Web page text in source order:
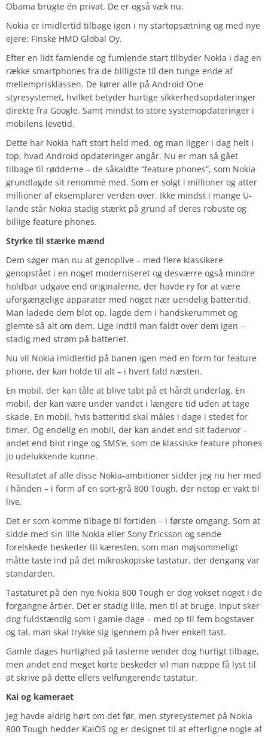
Obama brugte én privat. De er også væk nu.
Nokia er imidlertid tilbage igen i ny startopsætning og med nye
ejere: Finske HMD Global Oy.
Efter en lidt famlende og fumlende start tilbyder Nokia i dag en
række smartphones fra de billigste til den tunge ende af
mellemprisklassen. De kører alle på Android One
styresystemet, hvilket betyder hurtige sikkerhedsopdateringer
direkte fra Google. Samt mindst to store systemopdateringer i
mobilens levetid.
Dette har Nokia haft stort held med, og man ligger i dag helt i
top, hvad Android opdateringer angår. Nu er man så gået
tilbage til rødderne – de såkaldte “feature phones”, som Nokia
grundlagde sit renommé med. Som er solgt i millioner og atter
millioner af eksemplarer verden over. Ikke mindst i mange U-
lande står Nokia stadig stærkt på grund af deres robuste og
billige feature phones.
Styrke til stærke mænd
Dem søger man nu at genoplive – med flere klassikere
genopstået i en noget moderniseret og desværre også mindre
holdbar udgave end originalerne, der havde ry for at være
uforgængelige apparater med noget nær uendelig batteritid.
Man ladede dem blot op, lagde dem i handskerummet og
glemte så alt om dem. Lige indtil man faldt over dem igen –
stadig med strøm på batteriet.
Nu vil Nokia imidlertid på banen igen med en form for feature
phone, der kan holde til alt – i hvert fald næsten.
En mobil, der kan tåle at blive tabt på et hårdt underlag. En
mobil, der kan være under vandet i længere tid uden at tage
skade. En mobil, hvis batteritid skal måles i dage i stedet for
timer. Og endelig en mobil, der kan andet end sit fadervor –
andet end blot ringe og SMS’e, som de klassiske feature phones
jo udelukkende kunne.
Resultatet af alle disse Nokia-ambitioner sidder jeg nu her med
i hånden – i form af en sort-grå 800 Tough, der netop er vakt til
live.
Det er som komme tilbage til fortiden – i første omgang. Som at
sidde med sin lille Nokia eller Sony Ericsson og sende
forelskede beskeder til kæresten, som man møjsommeligt
måtte taste ind på det mikroskopiske tastatur, der dengang var
standarden.
Tastaturet på den nye Nokia 800 Tough er dog vokset noget i de
forgangne årtier. Det er stadig lille, men til at bruge. Input sker
dog fuldstændig som i gamle dage – med op til fem bogstaver
og tal, man skal trykke sig igennem på hver enkelt tast.
Gamle dages hurtighed på tasterne vender dog hurtigt tilbage,
men andet end meget korte beskeder vil man næppe få lyst til
at skrive på dette ellers velfungerende tastatur.
Kai og kameraet
Jeg havde aldrig hørt om det før, men styresystemet på Nokia
800 Tough hedder KaiOS og er designet til at efterligne nogle af